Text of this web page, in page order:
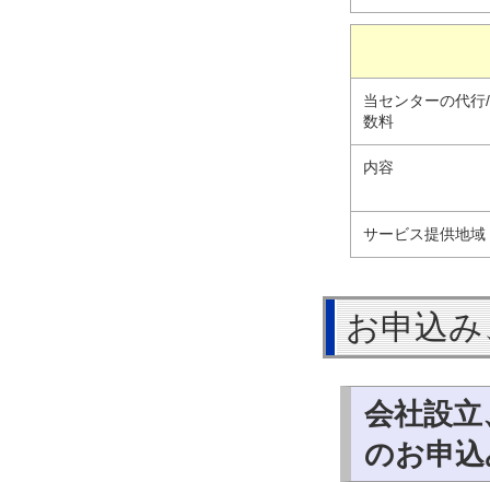
当センターの代
数料
内容
サービス提供地域
お申込
会社設
のお申